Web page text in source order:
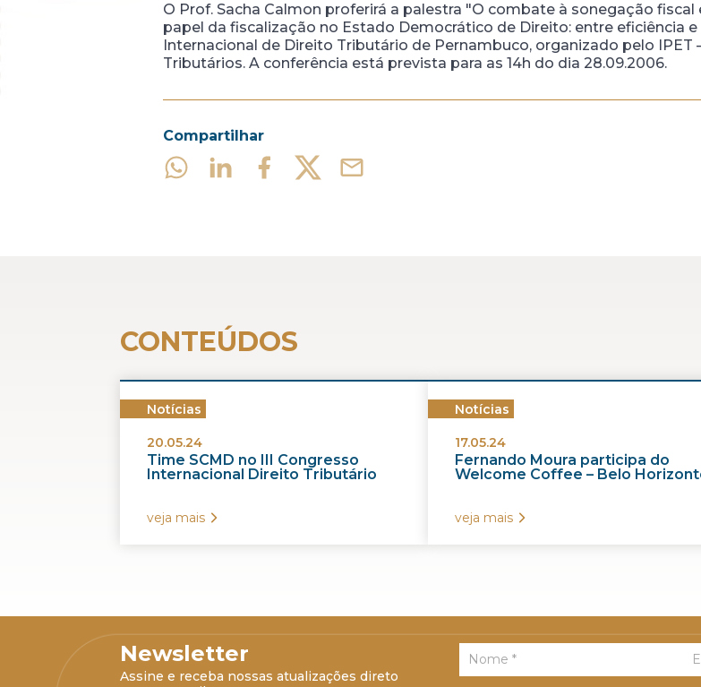
O Prof. Sacha Calmon proferirá a palestra "O combate à sonegação
papel da fiscalização no Estado Democrático de Direito: entre eficiência
Internacional de Direito Tributário de Pernambuco, organizado pelo
Tributários. A conferência está prevista para as 14h do dia 28.09.2006.
Compartilhar
CONTEÚDOS
Notícias
20.05.24
Time SCMD no III Congresso
Internacional Direito Tributário
veja mais
Notícias
17.05.24
Fernando Moura participa do
Welcome Coffee – Belo
veja mais
Newsletter
Assine e receba nossas atualizações direto